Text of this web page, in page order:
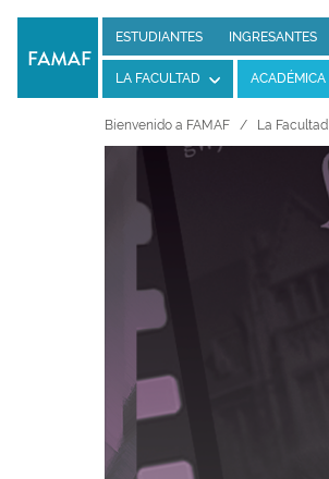
ESTUDIANTES INGRESANTES
LA FACULTAD ACADÉMICA
Bienvenido a FAMAF La Facultad